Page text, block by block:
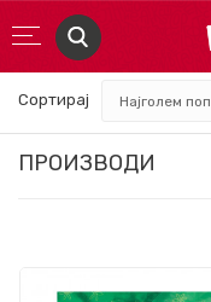
ПРОИЗВОДИ
Сортирај